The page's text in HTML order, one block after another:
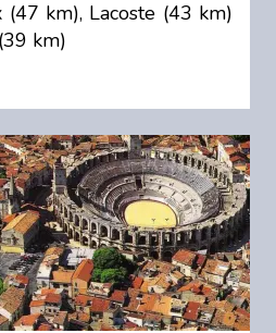
(47 km), Lacoste (43 km)
km)